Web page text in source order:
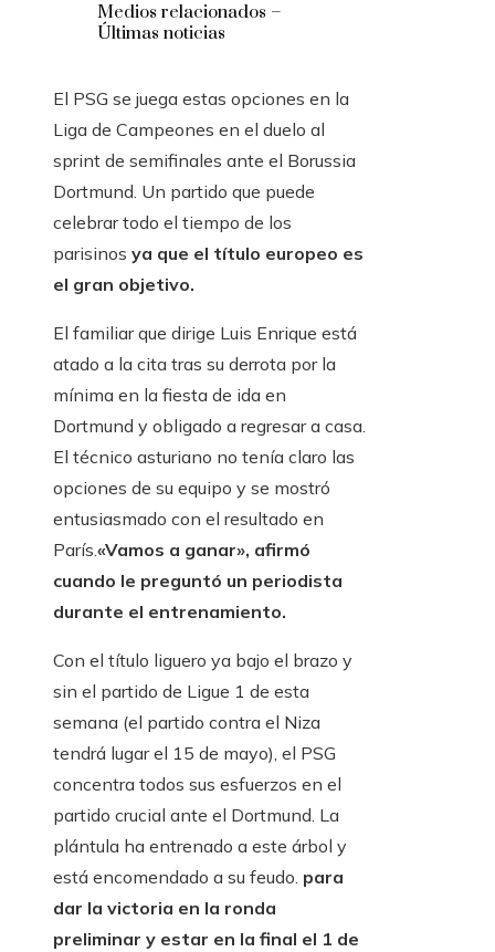
Medios relacionados –
Últimas noticias
El PSG se juega estas opciones en la
Liga de Campeones en el duelo al
sprint de semifinales ante el Borussia
Dortmund. Un partido que puede
celebrar todo el tiempo de los
parisinos ya que el título europeo es
el gran objetivo.
El familiar que dirige Luis Enrique está
atado a la cita tras su derrota por la
mínima en la fiesta de ida en
Dortmund y obligado a regresar a casa.
El técnico asturiano no tenía claro las
opciones de su equipo y se mostró
entusiasmado con el resultado en
París.«Vamos a ganar», afirmó
cuando le preguntó un periodista
durante el entrenamiento.
Con el título liguero ya bajo el brazo y
sin el partido de Ligue 1 de esta
semana (el partido contra el Niza
tendrá lugar el 15 de mayo), el PSG
concentra todos sus esfuerzos en el
partido crucial ante el Dortmund. La
plántula ha entrenado a este árbol y
está encomendado a su feudo. para
dar la victoria en la ronda
preliminar y estar en la final el 1 de